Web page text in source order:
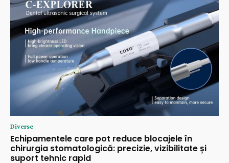
Diverse
Echipamentele care pot reduce blocajele în
chirurgia stomatologică: precizie, vizibilitate și
suport tehnic rapid